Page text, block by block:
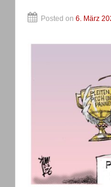
Posted on 6. März